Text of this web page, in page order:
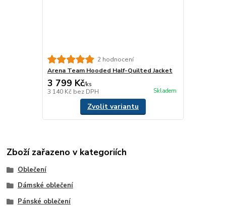
2 hodnocení
Arena Team Hooded Half-Quilted Jacket
3 799 Kč/ks
3 140 Kč bez DPH Skladem
Zvolit variantu
Zboží zařazeno v kategoriích
Oblečení
Dámské oblečení
Pánské oblečení